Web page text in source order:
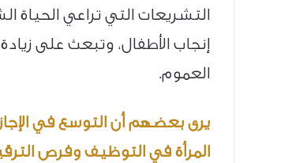
التشريعات التي تراعي الحياة
إنجاب الأطفال، وتبعث على
العموم.
يرى بعضهم أن التوسع في
المرأة في التوظيف وفرص